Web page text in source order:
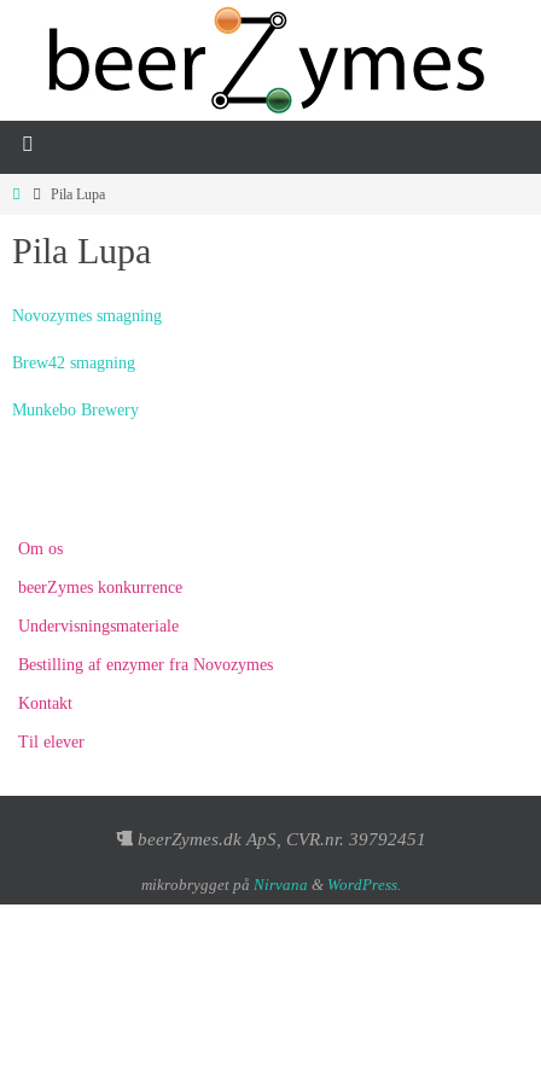
Pila Lupa
Pila Lupa
Novozymes smagning
Brew42 smagning
Munkebo Brewery
Om os
beerZymes konkurrence
Undervisningsmateriale
Bestilling af enzymer fra Novozymes
Kontakt
Til elever
beerZymes.dk ApS, CVR.nr. 39792451
mikrobrygget på Nirvana & WordPress.